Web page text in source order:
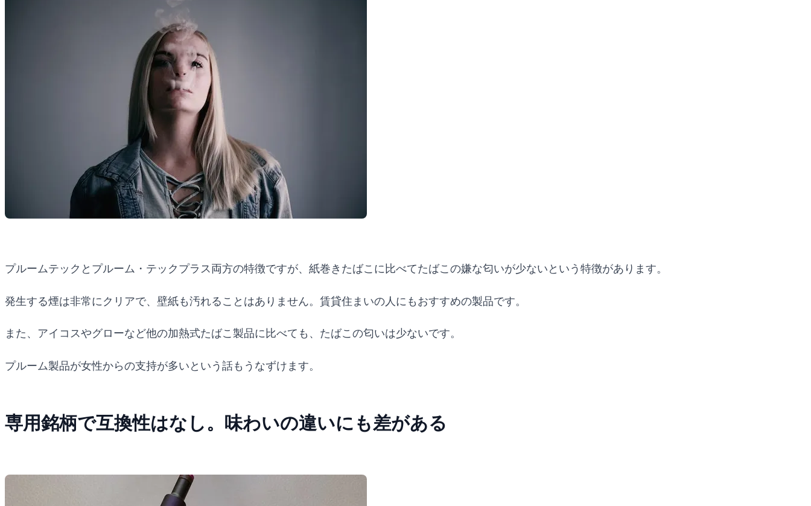
プルームテックとプルーム・テックプラス両方の特徴ですが、紙巻きたばこに比べてたばこの嫌な匂いが少ないという特徴があります。
発生する煙は非常にクリアで、壁紙も汚れることはありません。賃貸住まいの人にもおすすめの製品です。
また、アイコスやグローなど他の加熱式たばこ製品に比べても、たばこの匂いは少ないです。
プルーム製品が女性からの支持が多いという話もうなずけます。
専用銘柄で互換性はなし。味わいの違いにも差がある